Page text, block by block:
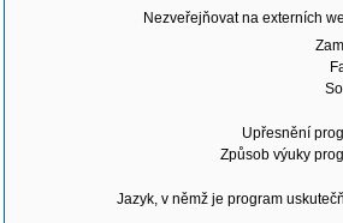
Nezveřejňovat na externích
Upřesnění
Způsob výuky
Jazyk, v němž je program